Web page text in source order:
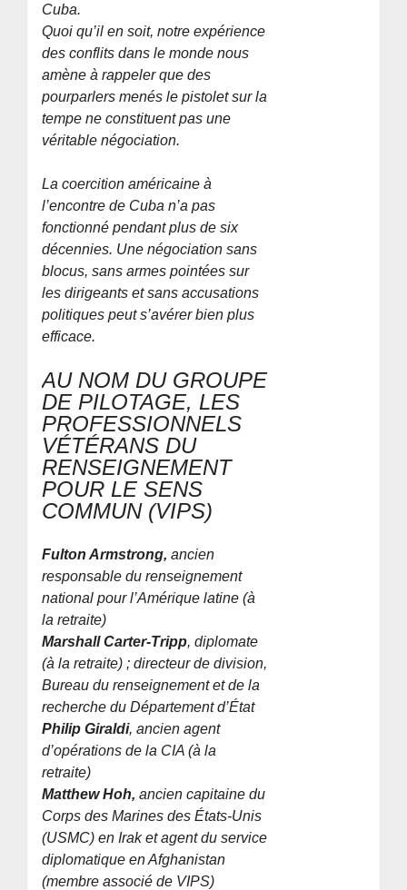
Cuba.
Quoi qu’il en soit, notre expérience
des conflits dans le monde nous
amène à rappeler que des
pourparlers menés le pistolet sur la
tempe ne constituent pas une
véritable négociation.
La coercition américaine à
l’encontre de Cuba n’a pas
fonctionné pendant plus de six
décennies. Une négociation sans
blocus, sans armes pointées sur
les dirigeants et sans accusations
politiques peut s’avérer bien plus
efficace.
AU NOM DU GROUPE
DE PILOTAGE, LES
PROFESSIONNELS
VÉTÉRANS DU
RENSEIGNEMENT
POUR LE SENS
COMMUN (VIPS)
Fulton Armstrong, ancien
responsable du renseignement
national pour l’Amérique latine (à
la retraite)
Marshall Carter-Tripp, diplomate
(à la retraite) ; directeur de division,
Bureau du renseignement et de la
recherche du Département d’État
Philip Giraldi, ancien agent
d’opérations de la CIA (à la
retraite)
Matthew Hoh, ancien capitaine du
Corps des Marines des États-Unis
(USMC) en Irak et agent du service
diplomatique en Afghanistan
(membre associé de VIPS)